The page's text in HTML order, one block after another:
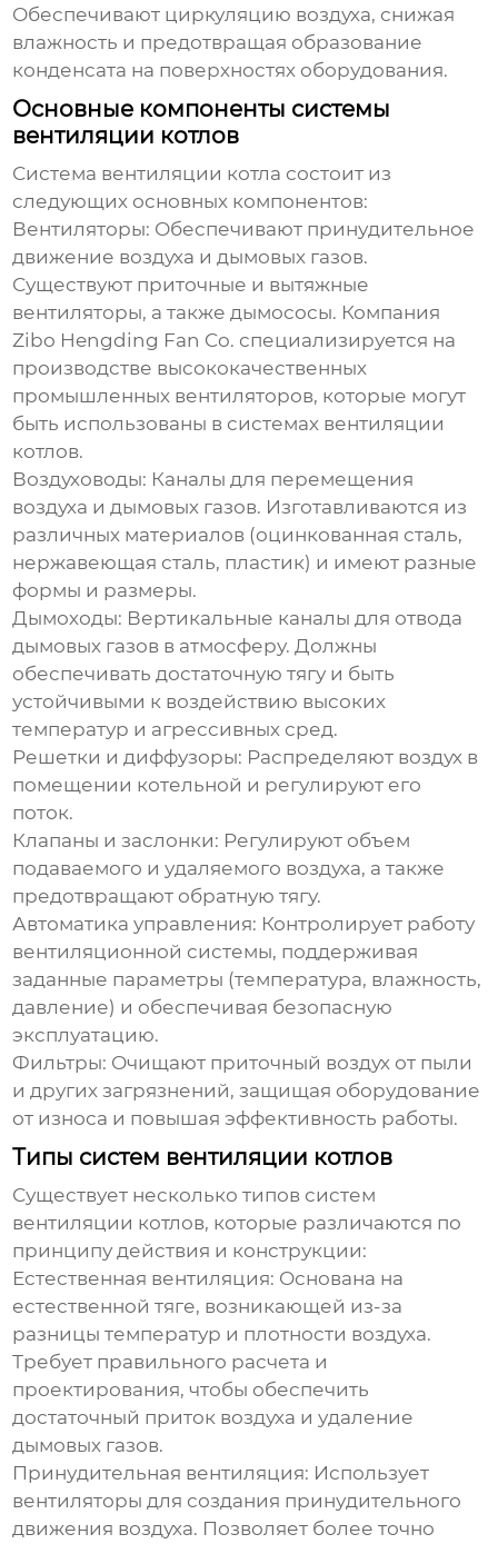
Обеспечивают циркуляцию воздуха, снижая
влажность и предотвращая образование
конденсата на поверхностях оборудования.
Основные компоненты системы
вентиляции котлов
Система вентиляции котла состоит из
следующих основных компонентов:
Вентиляторы: Обеспечивают принудительное
движение воздуха и дымовых газов.
Существуют приточные и вытяжные
вентиляторы, а также дымососы. Компания
Zibo Hengding Fan Co. специализируется на
производстве высококачественных
промышленных вентиляторов, которые могут
быть использованы в системах вентиляции
котлов.
Воздуховоды: Каналы для перемещения
воздуха и дымовых газов. Изготавливаются из
различных материалов (оцинкованная сталь,
нержавеющая сталь, пластик) и имеют разные
формы и размеры.
Дымоходы: Вертикальные каналы для отвода
дымовых газов в атмосферу. Должны
обеспечивать достаточную тягу и быть
устойчивыми к воздействию высоких
температур и агрессивных сред.
Решетки и диффузоры: Распределяют воздух в
помещении котельной и регулируют его
поток.
Клапаны и заслонки: Регулируют объем
подаваемого и удаляемого воздуха, а также
предотвращают обратную тягу.
Автоматика управления: Контролирует работу
вентиляционной системы, поддерживая
заданные параметры (температура, влажность,
давление) и обеспечивая безопасную
эксплуатацию.
Фильтры: Очищают приточный воздух от пыли
и других загрязнений, защищая оборудование
от износа и повышая эффективность работы.
Типы систем вентиляции котлов
Существует несколько типов систем
вентиляции котлов, которые различаются по
принципу действия и конструкции:
Естественная вентиляция: Основана на
естественной тяге, возникающей из-за
разницы температур и плотности воздуха.
Требует правильного расчета и
проектирования, чтобы обеспечить
достаточный приток воздуха и удаление
дымовых газов.
Принудительная вентиляция: Использует
вентиляторы для создания принудительного
движения воздуха. Позволяет более точно